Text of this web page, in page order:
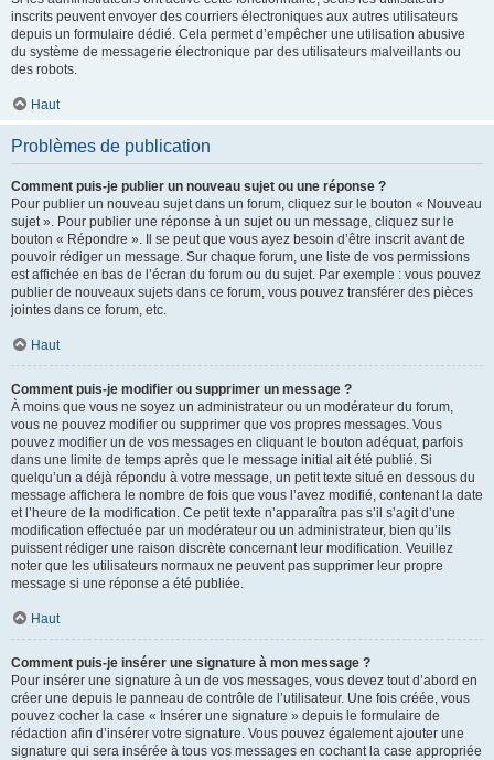
inscrits peuvent envoyer des courriers électroniques aux autres utilisateurs
depuis un formulaire dédié. Cela permet d’empêcher une utilisation abusive
du système de messagerie électronique par des utilisateurs malveillants ou
des robots.
Haut
Problèmes de publication
Comment puis-je publier un nouveau sujet ou une réponse ?
Pour publier un nouveau sujet dans un forum, cliquez sur le bouton « Nouveau
sujet ». Pour publier une réponse à un sujet ou un message, cliquez sur le
bouton « Répondre ». Il se peut que vous ayez besoin d’être inscrit avant de
pouvoir rédiger un message. Sur chaque forum, une liste de vos permissions
est affichée en bas de l’écran du forum ou du sujet. Par exemple : vous pouvez
publier de nouveaux sujets dans ce forum, vous pouvez transférer des pièces
jointes dans ce forum, etc.
Haut
Comment puis-je modifier ou supprimer un message ?
À moins que vous ne soyez un administrateur ou un modérateur du forum,
vous ne pouvez modifier ou supprimer que vos propres messages. Vous
pouvez modifier un de vos messages en cliquant le bouton adéquat, parfois
dans une limite de temps après que le message initial ait été publié. Si
quelqu’un a déjà répondu à votre message, un petit texte situé en dessous du
message affichera le nombre de fois que vous l’avez modifié, contenant la date
et l’heure de la modification. Ce petit texte n’apparaîtra pas s’il s’agit d’une
modification effectuée par un modérateur ou un administrateur, bien qu’ils
puissent rédiger une raison discrète concernant leur modification. Veuillez
noter que les utilisateurs normaux ne peuvent pas supprimer leur propre
message si une réponse a été publiée.
Haut
Comment puis-je insérer une signature à mon message ?
Pour insérer une signature à un de vos messages, vous devez tout d’abord en
créer une depuis le panneau de contrôle de l’utilisateur. Une fois créée, vous
pouvez cocher la case « Insérer une signature » depuis le formulaire de
rédaction afin d’insérer votre signature. Vous pouvez également ajouter une
signature qui sera insérée à tous vos messages en cochant la case appropriée